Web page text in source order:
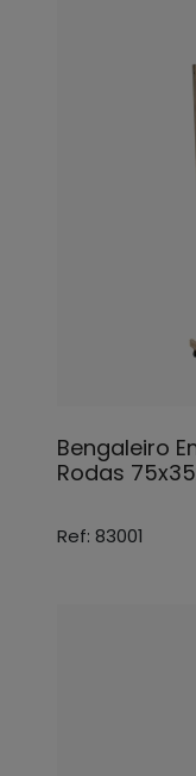
Bengaleiro
Rodas
Ref: 83001